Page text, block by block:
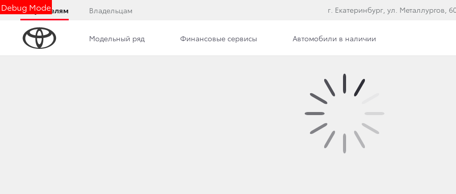
Debug Mode
Покупателям Владельцам г. Екатеринбург, ул. Металлургов,
Модельный ряд Финансовые сервисы Автомобили в наличии
НЕПОБЕДИМЫЙ ПОКОРИТЕЛЬ
Внушительный арсенал, неумолимая мощь и бескомпромиссный характер докажут вам, что для